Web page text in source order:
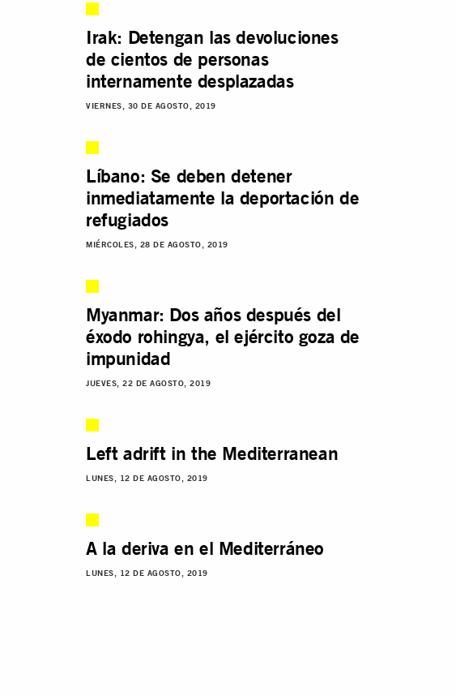
Irak: Detengan las devoluciones
de cientos de personas
internamente desplazadas
VIERNES, 30 DE AGOSTO, 2019
Líbano: Se deben detener
inmediatamente la deportación de
refugiados
MIÉRCOLES, 28 DE AGOSTO, 2019
Myanmar: Dos años después del
éxodo rohingya, el ejército goza de
impunidad
JUEVES, 22 DE AGOSTO, 2019
Left adrift in the Mediterranean
LUNES, 12 DE AGOSTO, 2019
A la deriva en el Mediterráneo
LUNES, 12 DE AGOSTO, 2019